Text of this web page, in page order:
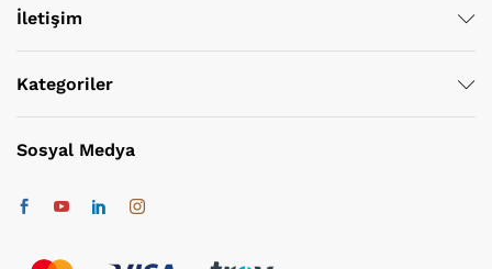
İletişim
Kategoriler
Sosyal Medya